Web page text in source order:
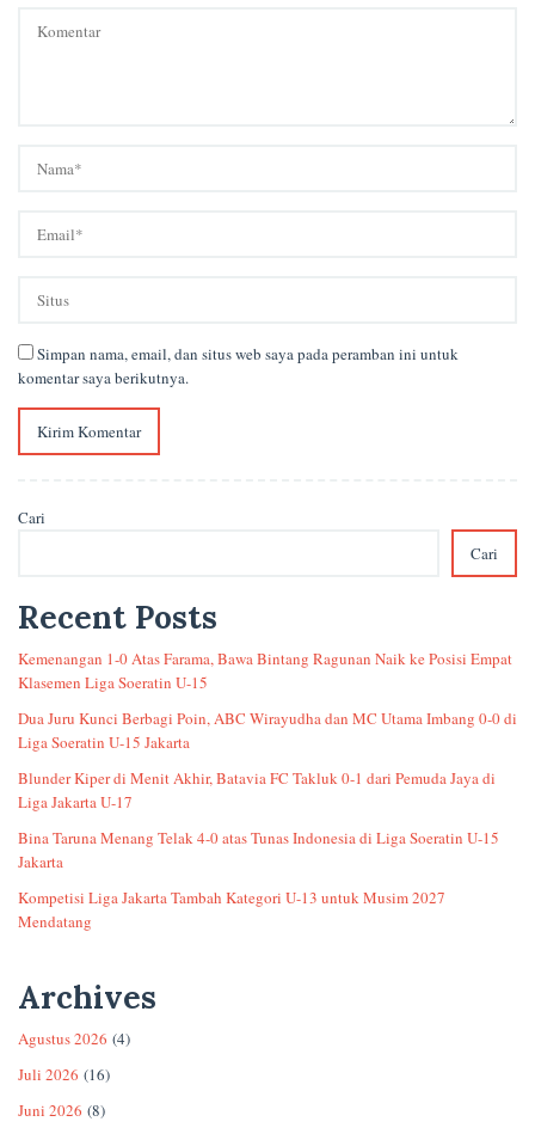
Simpan nama, email, dan situs web saya pada peramban ini untuk
komentar saya berikutnya.
Cari
Cari
Recent Posts
Kemenangan 1-0 Atas Farama, Bawa Bintang Ragunan Naik ke Posisi Empat
Klasemen Liga Soeratin U-15
Dua Juru Kunci Berbagi Poin, ABC Wirayudha dan MC Utama Imbang 0-0 di
Liga Soeratin U-15 Jakarta
Blunder Kiper di Menit Akhir, Batavia FC Takluk 0-1 dari Pemuda Jaya di
Liga Jakarta U-17
Bina Taruna Menang Telak 4-0 atas Tunas Indonesia di Liga Soeratin U-15
Jakarta
Kompetisi Liga Jakarta Tambah Kategori U-13 untuk Musim 2027
Mendatang
Archives
Agustus 2026 (4)
Juli 2026 (16)
Juni 2026 (8)